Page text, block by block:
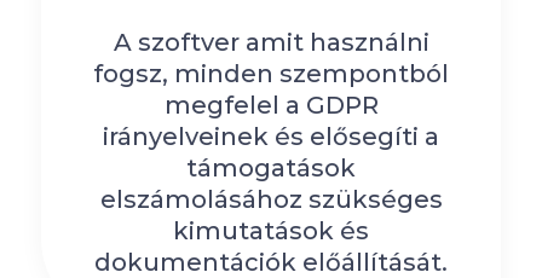
A szoftver amit használni
fogsz, minden szempontból
megfelel a GDPR
irányelveinek és elősegíti a
támogatások
elszámolásához szükséges
kimutatások és
dokumentációk előállítását.